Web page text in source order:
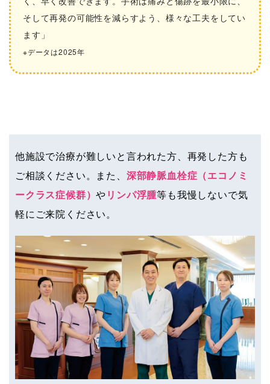
そして再発の可能性を減らすよう、様々な工夫をしてい
ます」
※データは2025年
他施設で治療が難しいと言われた方、再発した方も
ご相談ください。また、 深部静脈血栓症（エコノミ
ークラス症候群）やリンパ浮腫等も我慢しないで気
軽にご来院ください。